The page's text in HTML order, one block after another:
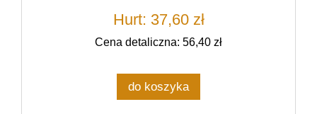
Hurt: 37,60 zł
Cena detaliczna: 56,40 zł
do koszyka